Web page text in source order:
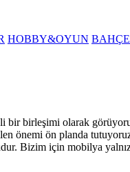
HOBBY&OYUN
bir birleşimi olarak
önemi ön planda
Bizim için mobilya